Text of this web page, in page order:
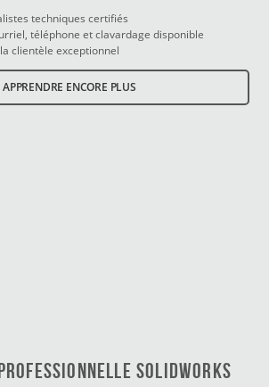
techniques certifiés
téléphone et clavardage disponible
clientèle exceptionnel
APPRENDRE ENCORE PLUS
SOLIDWORKS